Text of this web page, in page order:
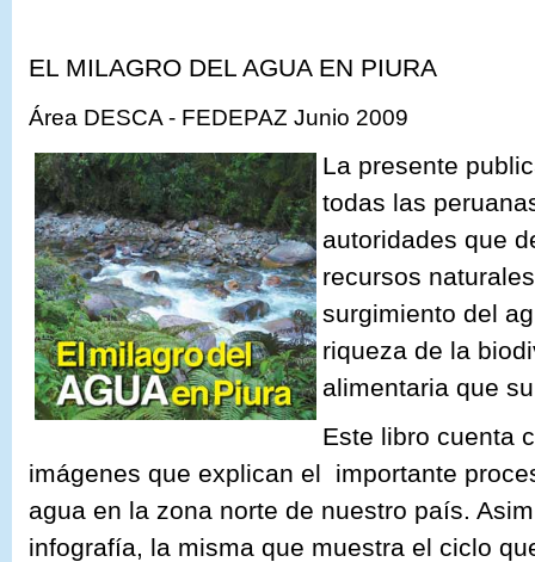
EL MILAGRO DEL AGUA EN PIURA
Área DESCA - FEDEPAZ Junio 2009
La presente
todas las
autoridades que
recursos
surgimiento del
riqueza de la
alimentaria que
Este libro cuenta
imágenes que explican el importante
agua en la zona norte de nuestro país.
infografía, la misma que muestra el ciclo